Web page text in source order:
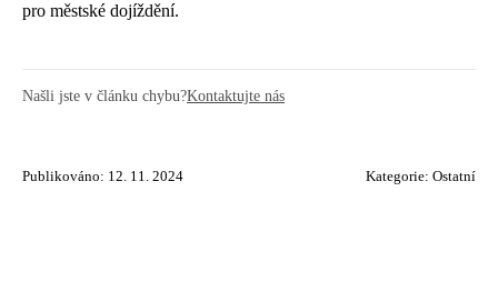
pro městské dojíždění.
Našli jste v článku chybu?Kontaktujte nás
Publikováno: 12. 11. 2024 Kategorie: Ostatní